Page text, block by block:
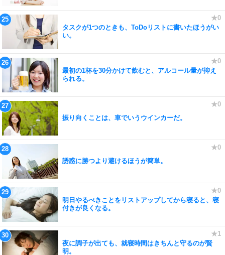
タスクが1つのときも、ToDoリストに書いたほうがい
い。
最初の1杯を30分かけて飲むと、アルコール量が抑え
られる。
振り向くことは、車でいうウインカーだ。
誘惑に勝つより避けるほうが簡単。
明日やるべきことをリストアップしてから寝ると、寝
付きが良くなる。
夜に調子が出ても、就寝時間はきちんと守るのが賢
明。